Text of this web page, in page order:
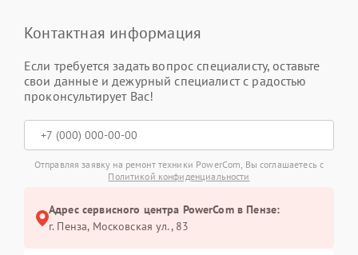
Контактная информация
Если требуется задать вопрос специалисту, оставьте
свои данные и дежурный специалист с радостью
проконсультирует Вас!
Отправляя заявку на ремонт техники PowerCom, Вы соглашаетесь с
Политикой конфиденциальности
Адрес сервисного центра PowerCom в Пензе:
г. Пенза, Московская ул., 83